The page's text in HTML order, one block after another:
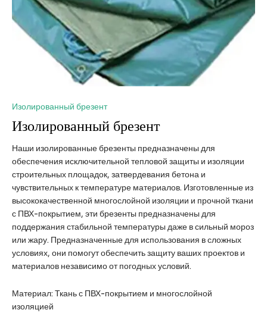
Изолированный брезент
Изолированный брезент
Наши изолированные брезенты предназначены для
обеспечения исключительной тепловой защиты и изоляции
строительных площадок, затвердевания бетона и
чувствительных к температуре материалов. Изготовленные из
высококачественной многослойной изоляции и прочной ткани
с ПВХ-покрытием, эти брезенты предназначены для
поддержания стабильной температуры даже в сильный мороз
или жару. Предназначенные для использования в сложных
условиях, они помогут обеспечить защиту ваших проектов и
материалов независимо от погодных условий.
Материал: Ткань с ПВХ-покрытием и многослойной
изоляцией